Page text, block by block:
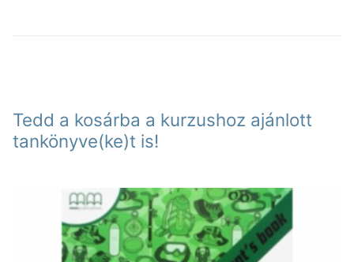
Tedd a kosárba a kurzushoz ajánlott
tankönyve(ke)t is!